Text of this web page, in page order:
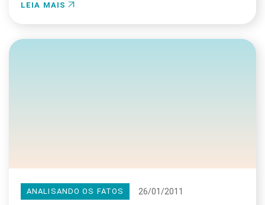
LEIA MAIS
ANALISANDO OS FATOS 26/01/2011